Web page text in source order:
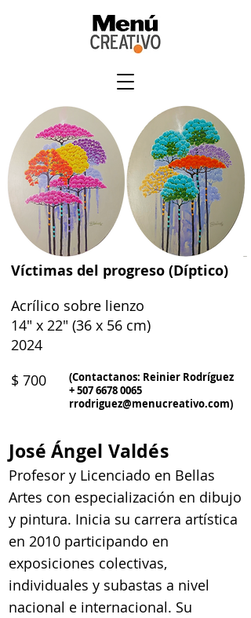
Víctimas del progreso (Díptico)
Acrílico sobre lienzo
14" x 22" (36 x 56 cm)
2024
$ 700
(Contactanos: Reinier Rodríguez
+507 6678 0065
rrodriguez@menucreativo.com)
José Ángel Valdés
Profesor y Licenciado en Bellas
Artes con especialización en dibujo
y pintura. Inicia su carrera artística
en 2010 participando en
exposiciones colectivas,
individuales y subastas a nivel
nacional e internacional. Su